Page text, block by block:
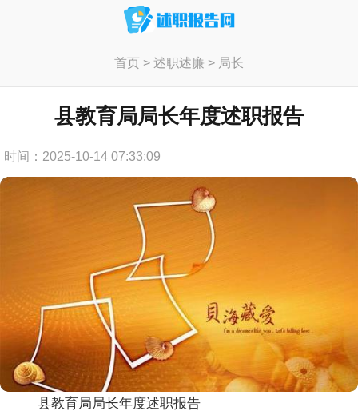
首页> 述职述廉 > 局长
县教育局局长年度述职报告
时间：2025-10-14 07:33:09
县教育局局长年度述职报告